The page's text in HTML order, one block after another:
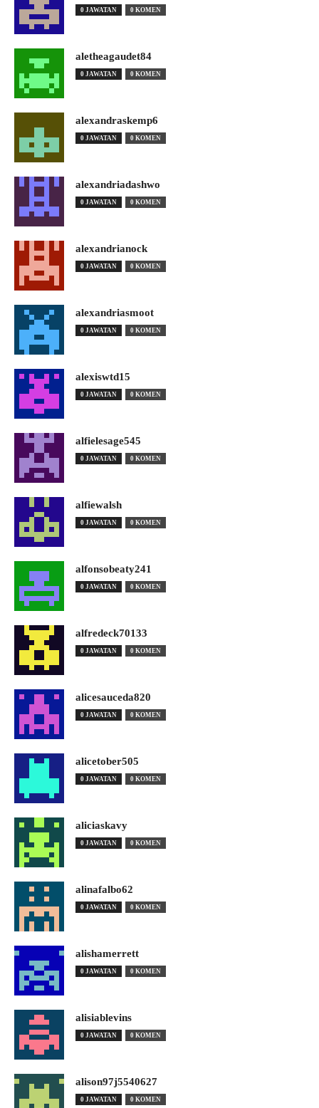
0 JAWATAN 0 KOMEN
aletheagaudet84
0 JAWATAN 0 KOMEN
alexandraskemp6
0 JAWATAN 0 KOMEN
alexandriadashwo
0 JAWATAN 0 KOMEN
alexandrianock
0 JAWATAN 0 KOMEN
alexandriasmoot
0 JAWATAN 0 KOMEN
alexiswtd15
0 JAWATAN 0 KOMEN
alfielesage545
0 JAWATAN 0 KOMEN
alfiewalsh
0 JAWATAN 0 KOMEN
alfonsobeaty241
0 JAWATAN 0 KOMEN
alfredeck70133
0 JAWATAN 0 KOMEN
alicesauceda820
0 JAWATAN 0 KOMEN
alicetober505
0 JAWATAN 0 KOMEN
aliciaskavy
0 JAWATAN 0 KOMEN
alinafalbo62
0 JAWATAN 0 KOMEN
alishamerrett
0 JAWATAN 0 KOMEN
alisiablevins
0 JAWATAN 0 KOMEN
alison97j5540627
0 JAWATAN 0 KOMEN